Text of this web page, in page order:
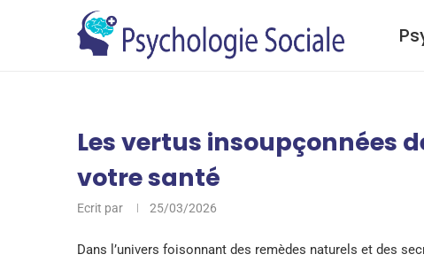
Les vertus insoupçonnées
votre santé
Ecrit par 25/03/2026
Dans l’univers foisonnant des remèdes naturels et des